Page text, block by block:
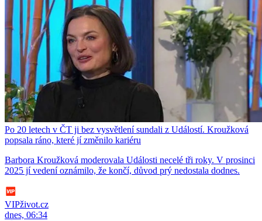
Po 20 letech v ČT ji bez vysvětlení sundali z Událostí. Kroužková
popsala ráno, které jí změnilo kariéru
Barbora Kroužková moderovala Události necelé tři roky. V prosinci
2025 jí vedení oznámilo, že končí, důvod prý nedostala dodnes.
VIPživot.cz
dnes, 06:34